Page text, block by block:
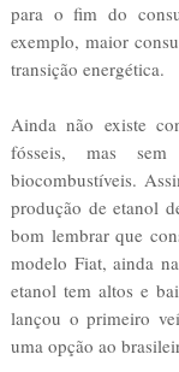
para o fim do
exemplo, maior
transição energética.
Ainda não existe
fósseis, mas
biocombustíveis.
produção de etanol
bom lembrar que
modelo Fiat, ainda
etanol tem altos e
lançou o primeiro
uma opção ao